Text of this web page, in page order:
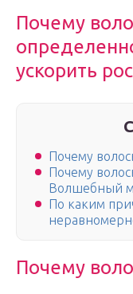
Почему
ускорить
Почему
Почему
Волшебный
По каким
Почему